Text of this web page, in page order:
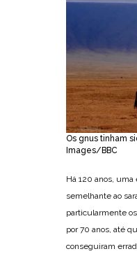
Os gnus tinham
Images/BBC
Há 120 anos,
semelhante ao
particularmente
por 70 anos, até
conseguiram